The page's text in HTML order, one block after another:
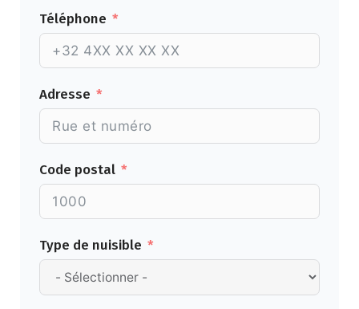
Téléphone
Adresse
Code postal
Type de nuisible